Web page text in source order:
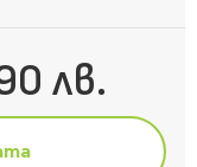
лв.